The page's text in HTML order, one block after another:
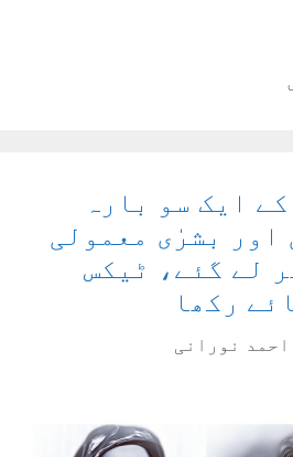
ایک سو بارہ
اور بشرٰی معمولی
لے گئے، ٹیکس
رکھا
احمد نورانی